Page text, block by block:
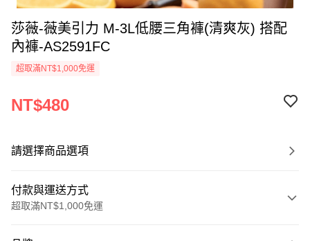
莎薇-薇美引力 M-3L低腰三角褲(清爽灰) 搭配
內褲-AS2591FC
超取滿NT$1,000免運
NT$480
請選擇商品選項
付款與運送方式
超取滿NT$1,000免運